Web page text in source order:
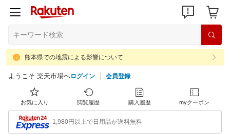
熊本県での地震による影響について
ようこそ 楽天市場へログイン 会員登録
お気に入り 閲覧履歴 購入履歴 myクーポン
1,980円以上で日用品が送料無料